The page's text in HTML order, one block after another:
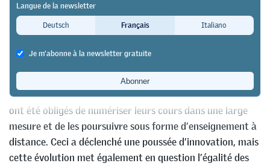
Challenge didactique et poussée
d’innovation possible
Dominic Hassler&Roger Keller
En l’espace d’un rien de temps, beaucoup d’enseignants
ont été obligés de numériser leurs cours dans une large
mesure et de les poursuivre sous forme d’enseignement à
distance. Ceci a déclenché une poussée d’innovation, mais
cette évolution met également en question l’égalité des
Langue de la newsletter
Deutsch
Français Italiano
Je m'abonne à la newsletter gratuite